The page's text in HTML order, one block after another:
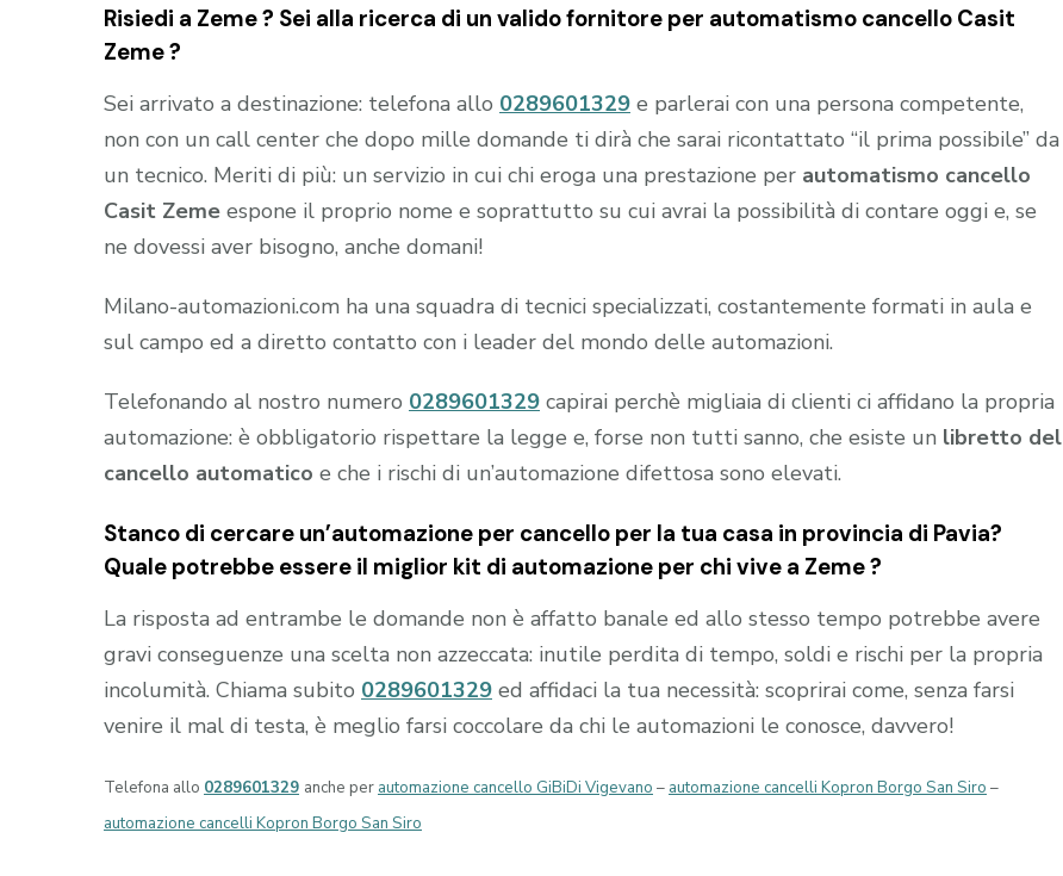
Risiedi a Zeme? Sei alla ricerca di un valido fornitore per automatismo cancello Casit
Zeme?
Sei arrivato a destinazione: telefona allo 0289601329 e parlerai con una persona competente,
non con un call center che dopo mille domande ti dirà che sarai ricontattato “il prima possibile” da
un tecnico. Meriti di più: un servizio in cui chi eroga una prestazione per automatismo cancello
Casit Zeme espone il proprio nome e soprattutto su cui avrai la possibilità di contare oggi e, se
ne dovessi aver bisogno, anche domani!
Milano-automazioni.com ha una squadra di tecnici specializzati, costantemente formati in aula e
sul campo ed a diretto contatto con i leader del mondo delle automazioni.
Telefonando al nostro numero 0289601329 capirai perchè migliaia di clienti ci affidano la propria
automazione: è obbligatorio rispettare la legge e, forse non tutti sanno, che esiste un libretto del
cancello automatico e che i rischi di un’automazione difettosa sono elevati.
Stanco di cercare un’automazione per cancello per la tua casa in provincia di Pavia?
Quale potrebbe essere il miglior kit di automazione per chi vive a Zeme?
La risposta ad entrambe le domande non è affatto banale ed allo stesso tempo potrebbe avere
gravi conseguenze una scelta non azzeccata: inutile perdita di tempo, soldi e rischi per la propria
incolumità. Chiama subito 0289601329 ed affidaci la tua necessità: scoprirai come, senza farsi
venire il mal di testa, è meglio farsi coccolare da chi le automazioni le conosce, davvero!
Telefona allo 0289601329 anche per automazione cancello GiBiDi Vigevano – automazione cancelli Kopron Borgo San Siro –
automazione cancelli Kopron Borgo San Siro